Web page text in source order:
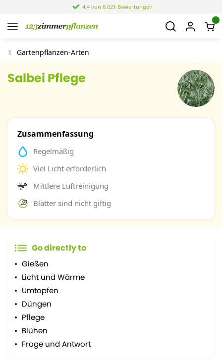
4,4 von 6.021 Bewertungen
Gartenpflanzen-Arten
Salbei Pflege
Zusammenfassung
Regelmäßig
Viel Licht erforderlich
Mittlere Luftreinigung
Blätter sind nicht giftig
Go directly to
Gießen
Licht und Wärme
Umtopfen
Düngen
Pflege
Blühen
Frage und Antwort